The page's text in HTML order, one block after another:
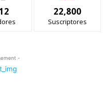
22,800
Suscriptores
-